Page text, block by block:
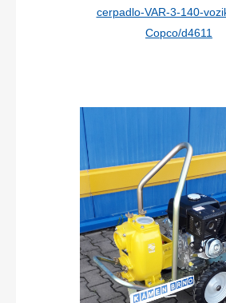
cerpadlo-VAR-3-140-
Copco/d4611